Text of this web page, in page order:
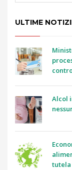
ULTIME
Alcol
tutela